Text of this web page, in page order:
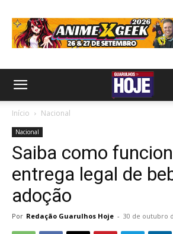
Início Nacional
Nacional
Saiba como
entrega legal de
adoção
Por Redação Guarulhos Hoje - 30 de outubro